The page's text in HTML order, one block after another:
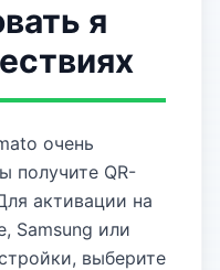
я
очень
получите QR-
активации на
Samsung или
выберите